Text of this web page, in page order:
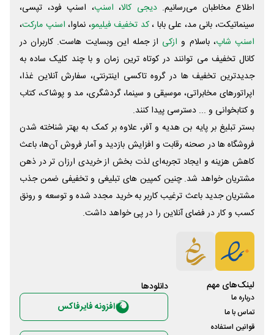
اطلاع مخاطبان می‌رسانیم. دیجی کالا، اسنپ، اسنپ فود، تپسی،
سینماتیکت، بانی مد، علی‌ بابا ،کد تخفیف فیلیمو، نماوا، اسنپ مارکت،
اسنپ شاپ، باسلام و ازکی از جمله این وبسایت ‌هاست. کاربران در
کانال تخفیف می توانند در کوتاه ترین زمان و با چند کلیک ساده به
جدیدترین تخفیف ها در گروه تاکسی اینترنتی، سفارش آنلاین غذا،
اپراتورهای مخابراتی، موسیقی و سینما، گردشگری، مد و پوشاک، کتاب
و کتابخوانی و ... دسترسی پیدا کنند.
بستر تبلیغ بر پایه بن هدیه و آفر، علاوه بر کمک به بهتر شناخته شدن
فروشگاه ها در صحنه رقابت و افزایش بازدید و آمار فروش آن‌ها، باعث
کاهش هزینه و ایجاد تجربه‌ای لذت بخش از خریدی ارزان تر در ذهن
مشتریان خواهد شد. چنین کمپین های تبلیغی و تخفیفی ضمن جذب
مشتریان جدید باعث ترغیب کاربر به خرید مجدد شده و توسعه و رونق
کسب و کار در فضای آنلاین را در پی خواهد داشت.
لینک‌های مهم
درباره ما
تماس با ما
قوانین استفاده
دانلود‌ها
افزونه فایرفاکس